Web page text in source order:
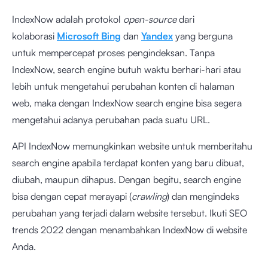
IndexNow adalah protokol open-sourcedari
kolaborasi Microsoft Bing dan Yandex yang berguna
untuk mempercepat proses pengindeksan. Tanpa
IndexNow, search engine butuh waktu berhari-hari atau
lebih untuk mengetahui perubahan konten di halaman
web, maka dengan IndexNow search engine bisa segera
mengetahui adanya perubahan pada suatu URL.
API IndexNow memungkinkan website untuk memberitahu
search engine apabila terdapat konten yang baru dibuat,
diubah, maupun dihapus. Dengan begitu, search engine
bisa dengan cepat merayapi (crawling) dan mengindeks
perubahan yang terjadi dalam website tersebut. Ikuti SEO
trends 2022 dengan menambahkan IndexNow di website
Anda.